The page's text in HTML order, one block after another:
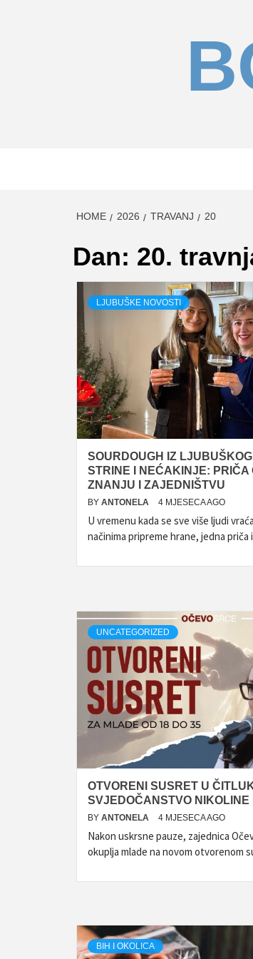
HOME 2026 TRAVANJ 20
Dan: 20.
LJUBUŠKE NOVOSTI
SOURDOUGH IZ
STRINE I NEĆAKINJE: PRIČA
ZNANJU I ZAJEDNIŠTVU
BY ANTONELA 4 MJESECA AGO
U vremenu kada se sve više ljudi
načinima pripreme hrane, jedna priča
UNCATEGORIZED
OTVORENI SUSRET U
SVJEDOČANSTVO NIKOLINE
BY ANTONELA 4 MJESECA AGO
Nakon uskrsne pauze, zajednica
okuplja mlade na novom otvorenom
BIH I OKOLICA